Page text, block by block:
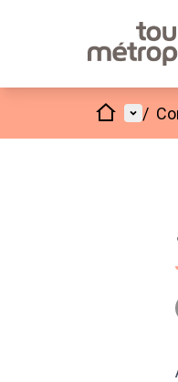
Accueil
Menu
/